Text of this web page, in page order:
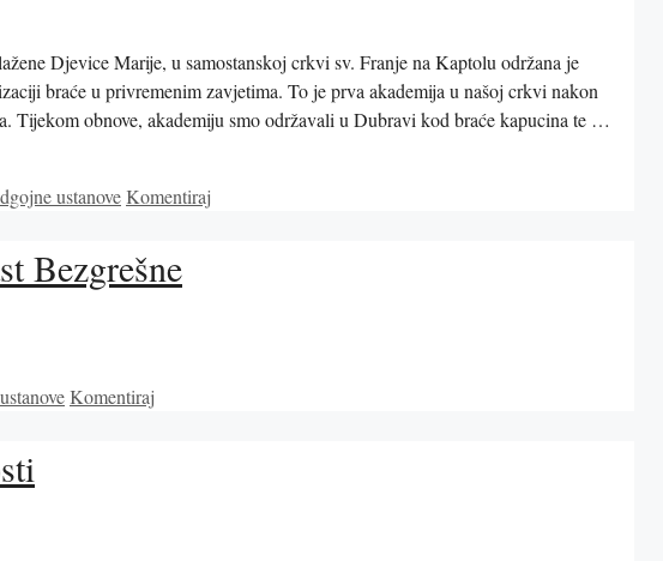
Djevice Marije, u samostanskoj crkvi sv. Franje na Kaptolu održana je
braće u privremenim zavjetima. To je prva akademija u našoj crkvi nakon
Tijekom obnove, akademiju smo održavali u Dubravi kod braće kapucina te …
ustanoveKomentiraj
Bezgrešne
Komentiraj